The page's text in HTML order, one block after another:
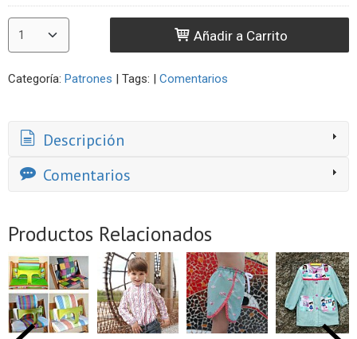
Añadir a Carrito
Categoría: Patrones | Tags: | Comentarios
Descripción
Comentarios
Productos Relacionados